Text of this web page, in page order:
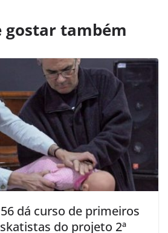
gostar também
dá curso de primeiros
do projeto 2ª